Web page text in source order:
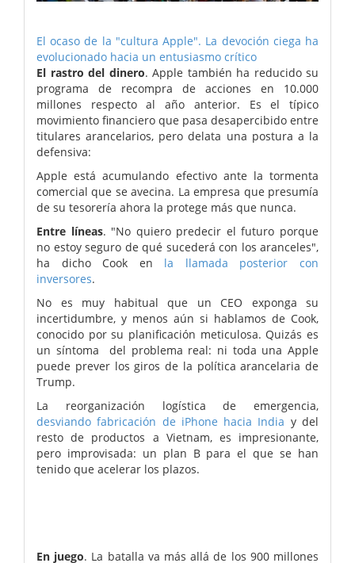
El ocaso de la "cultura Apple". La devoción ciega ha
evolucionado hacia un entusiasmo crítico
El rastro del dinero. Apple también ha reducido su
programa de recompra de acciones en 10.000
millones respecto al año anterior. Es el típico
movimiento financiero que pasa desapercibido entre
titulares arancelarios, pero delata una postura a la
defensiva:
Apple está acumulando efectivo ante la tormenta
comercial que se avecina. La empresa que presumía
de su tesorería ahora la protege más que nunca.
Entre líneas. "No quiero predecir el futuro porque
no estoy seguro de qué sucederá con los aranceles",
ha dicho Cook en la llamada posterior con
inversores.
No es muy habitual que un CEO exponga su
incertidumbre, y menos aún si hablamos de Cook,
conocido por su planificación meticulosa. Quizás es
un síntoma del problema real: ni toda una Apple
puede prever los giros de la política arancelaria de
Trump.
La reorganización logística de emergencia,
desviando fabricación de iPhone hacia India y del
resto de productos a Vietnam, es impresionante,
pero improvisada: un plan B para el que se han
tenido que acelerar los plazos.
En juego. La batalla va más allá de los 900 millones